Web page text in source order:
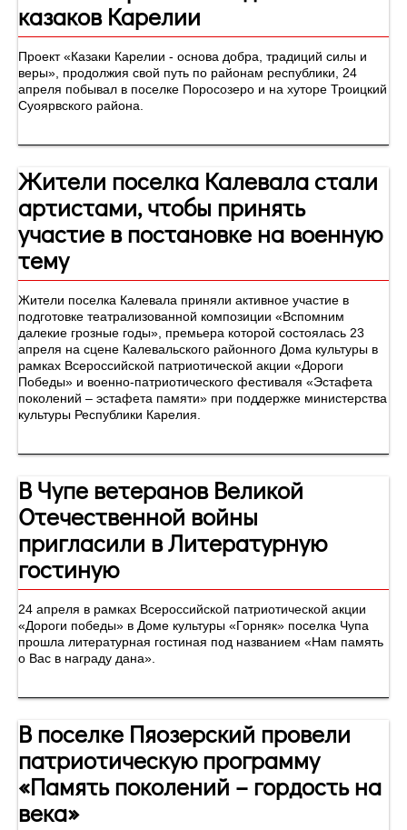
казаков Карелии
Проект «Казаки Карелии - основа добра, традиций силы и
веры», продолжия свой путь по районам республики, 24
апреля побывал в поселке Поросозеро и на хуторе Троицкий
Суоярвского района.
Жители поселка Калевала стали
артистами, чтобы принять
участие в постановке на военную
тему
Жители поселка Калевала приняли активное участие в
подготовке театрализованной композиции «Вспомним
далекие грозные годы», премьера которой состоялась 23
апреля на сцене Калевальского районного Дома культуры в
рамках Всероссийской патриотической акции «Дороги
Победы» и военно-патриотического фестиваля «Эстафета
поколений – эстафета памяти» при поддержке министерства
культуры Республики Карелия.
В Чупе ветеранов Великой
Отечественной войны
пригласили в Литературную
гостиную
24 апреля в рамках Всероссийской патриотической акции
«Дороги победы» в Доме культуры «Горняк» поселка Чупа
прошла литературная гостиная под названием «Нам память
о Вас в награду дана».
В поселке Пяозерский провели
патриотическую программу
«Память поколений – гордость на
века»